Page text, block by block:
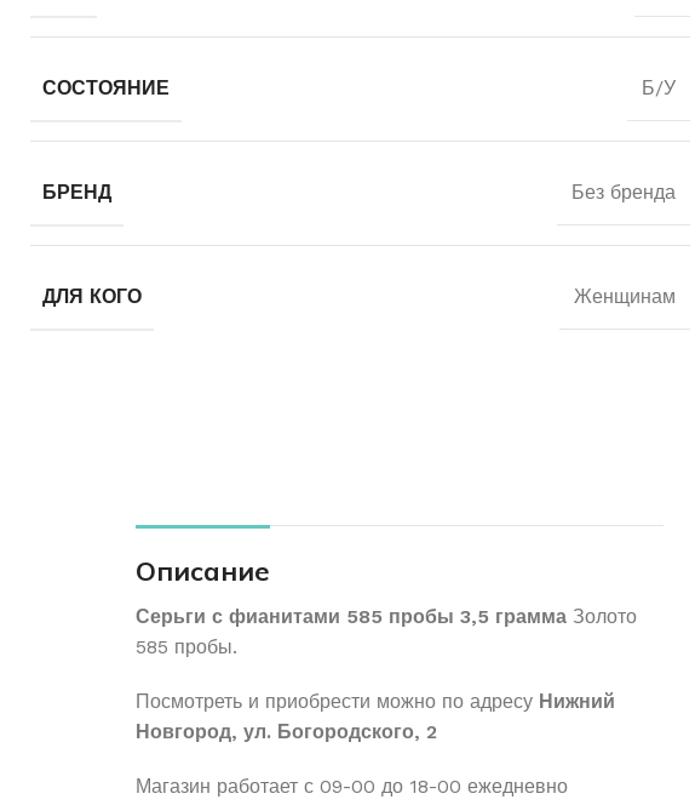
СОСТОЯНИЕ Б/У
БРЕНД Без бренда
ДЛЯ КОГО Женщинам
Описание
Серьги с фианитами 585 пробы 3,5 грамма Золото
585 пробы.
Посмотреть и приобрести можно по адресу Нижний
Новгород, ул. Богородского, 2
Магазин работает с 09-00 до 18-00 ежедневно